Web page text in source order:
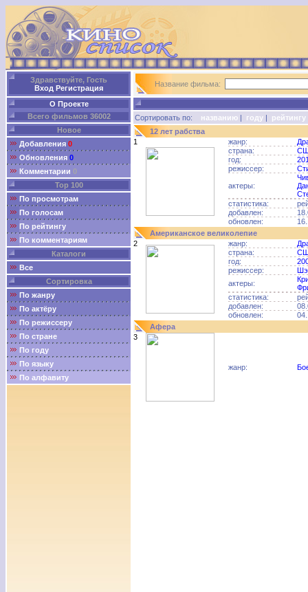
Здравствуйте, Гость
Вход Регистрация
О Проекте
Всего фильмов 36002
Новое
Добавления 0
Обновления 0
Комментарии 0
Top 100
По просмотрам
По голосам
По рейтингу
По комментариям
Каталоги
Все
Сортировка
По жанру
По актёру
По режиссеру
По стране
По году
По языку
По алфавиту
Название фильма:
Сортировать по: названию | году | рейтингу
12 лет рабства
1
жанр:
страна:
год:
режиссер:
актеры:
статистика:
добавлен:
обновлен:
Американское великолепие
2
жанр:
страна:
год:
режиссер:
актеры:
статистика:
добавлен:
обновлен:
Афера
3
жанр: